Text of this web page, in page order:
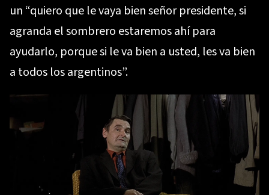
un “quiero que le vaya bien señor presidente, si
agranda el sombrero estaremos ahí para
ayudarlo, porque si le va bien a usted, les va bien
a todos los argentinos”.